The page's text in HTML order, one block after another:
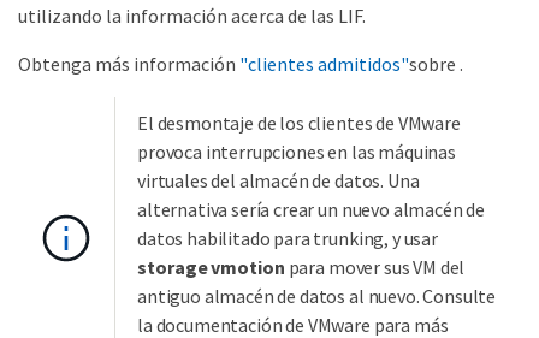
utilizando la información acerca de las LIF.
Obtenga más información "clientes admitidos"sobre .
El desmontaje de los clientes de VMware
provoca interrupciones en las máquinas
virtuales del almacén de datos. Una
alternativa sería crear un nuevo almacén de
datos habilitado para trunking, y usar
storage vmotion para mover sus VM del
antiguo almacén de datos al nuevo. Consulte
la documentación de VMware para más